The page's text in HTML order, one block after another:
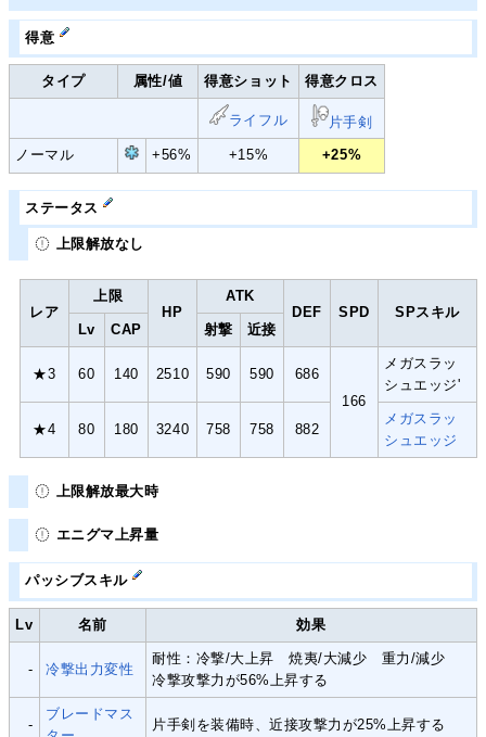
得意
タイプ 属性/値 得意ショット 得意クロス
ライフル 片手剣
ノーマル +56% +15% +25%
ステータス
上限解放なし
レア
上限
HP
ATK
DEF
SPD
SPスキル
Lv
CAP 射撃 近接
★3 60 140 2510 590 590
686
166
メガスラッ
シュエッジ'
★4 80 180 3240 758 758 882
メガスラッ
シュエッジ
上限解放最大時
エニグマ上昇量
パッシブスキル
Lv 名前 効果
- 冷撃出力変性
耐性：冷撃/大上昇 焼夷/大減少 重力/減少
冷撃攻撃力が56%上昇する
-
ブレードマス
片手剣を装備時、近接攻撃力が25%上昇する